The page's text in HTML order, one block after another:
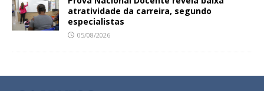
atratividade da carreira, segundo
especialistas
05/08/2026